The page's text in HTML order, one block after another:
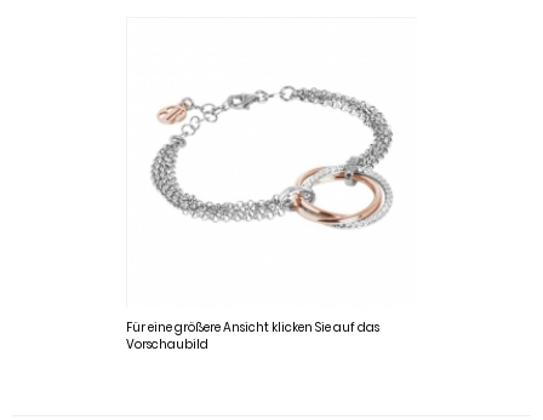
Für eine größere Ansicht klicken Sie auf das
Vorschaubild